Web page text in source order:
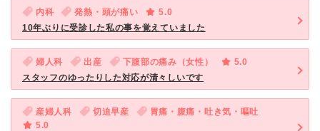
内科 発熱・頭が痛い
5.0
10年ぶりに受診した私の事を覚えていました
婦人科 出産 下腹部の痛み（女性）
5.0
スタッフのゆったりした対応が清々しいです
産婦人科 切迫早産
胃痛・腹痛・吐き気・嘔吐
5.0